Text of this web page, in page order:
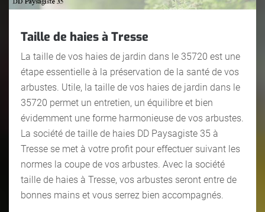
Taille de haies à Tresse
La taille de vos haies de jardin dans le 35720 est une
étape essentielle à la préservation de la santé de vos
arbustes. Utile, la taille de vos haies de jardin dans le
35720 permet un entretien, un équilibre et bien
évidemment une forme harmonieuse de vos arbustes.
La société de taille de haies DD Paysagiste 35 à
Tresse se met à votre profit pour effectuer suivant les
normes la coupe de vos arbustes. Avec la société
taille de haies à Tresse, vos arbustes seront entre de
bonnes mains et vous serrez bien accompagnés.